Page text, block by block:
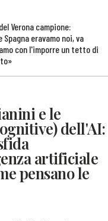
Verona campione:
eravamo noi, va
con l'imporre un tetto di
e le
dell'AI:
artificiale
pensano le